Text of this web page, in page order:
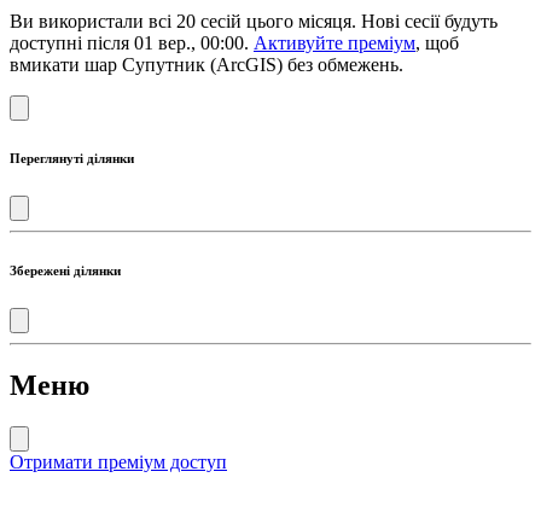
Ви використали всі 20 сесій цього місяця. Нові сесії будуть
доступні після 01 вер., 00:00. Активуйте преміум, щоб
вмикати шар Супутник (ArcGIS) без обмежень.
Переглянуті ділянки
Збережені ділянки
Меню
Отримати преміум доступ